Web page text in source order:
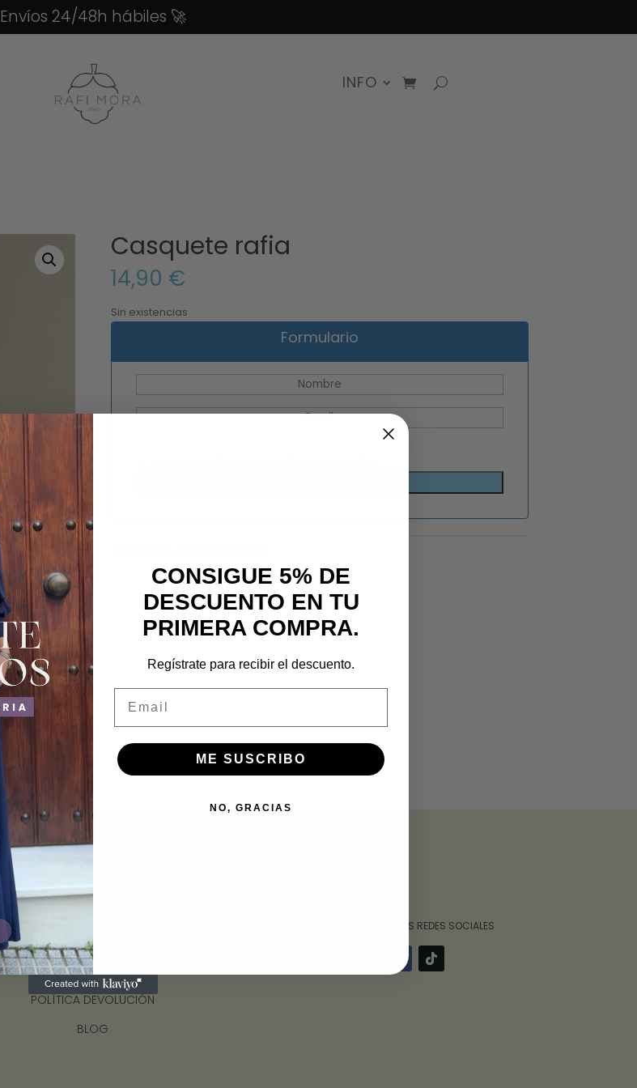
Envíos 24/48h hábiles 🚀
INFO
Casquete rafia
14,90 €
Sin existencias
Formulario
INFORMACIÓN
CONTACTO
GUÍA DE TALLAS
POLÍTICA DEVOLUCIÓN
BLOG
‎ ‎ ‎ ‎ ‎ ‎‎ ‎ SÍGUENOS POR NUESTRAS REDES SOCIALES
CONSIGUE 5% DE
DESCUENTO EN TU
PRIMERA COMPRA.
Regístrate para recibir el descuento.
ME SUSCRIBO
NO, GRACIAS